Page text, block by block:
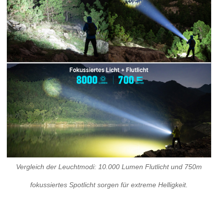
Vergleich der Leuchtmodi: 10.000 Lumen Flutlicht und 750m
fokussiertes Spotlicht sorgen für extreme Helligkeit.